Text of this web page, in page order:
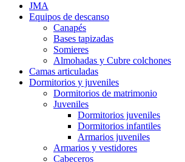
JMA
Equipos de descanso
Canapés
Bases tapizadas
Somieres
Almohadas y Cubre colchones
Camas articuladas
Dormitorios y juveniles
Dormitorios de matrimonio
Juveniles
Dormitorios juveniles
Dormitorios infantiles
Armarios juveniles
Armarios y vestidores
Cabeceros